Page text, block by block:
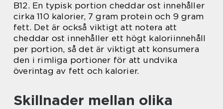
B12. En typisk portion cheddar ost innehåller
cirka 110 kalorier, 7 gram protein och 9 gram
fett. Det är också viktigt att notera att
cheddar ost innehåller ett högt kaloriinnehåll
per portion, så det är viktigt att konsumera
den i rimliga portioner för att undvika
överintag av fett och kalorier.
Skillnader mellan olika